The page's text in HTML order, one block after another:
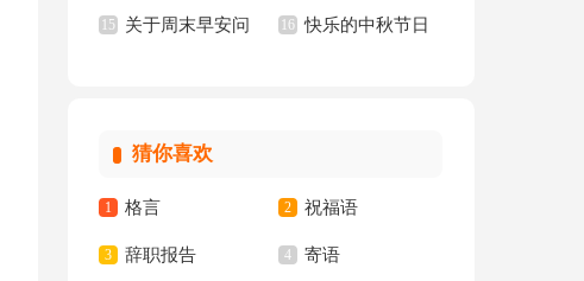
汇编15篇 文(15篇)
15 关于周末早安问 16 快乐的中秋节日
猜你喜欢
1 格言 2 祝福语
3 辞职报告 4 寄语